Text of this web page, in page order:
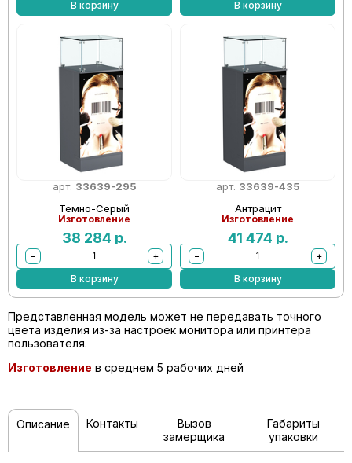
В корзину
В корзину
арт. 33639-295
Темно-Серый
Изготовление
38 284 р.
−
+
В корзину
арт. 33639-435
Антрацит
Изготовление
41 474 р.
−
+
В корзину
Представленная модель может не передавать точного
цвета изделия из-за настроек монитора или принтера
пользователя.
Изготовление в среднем 5 рабочих дней
Описание Контакты
Вызов
замерщика
Габариты
упаковки